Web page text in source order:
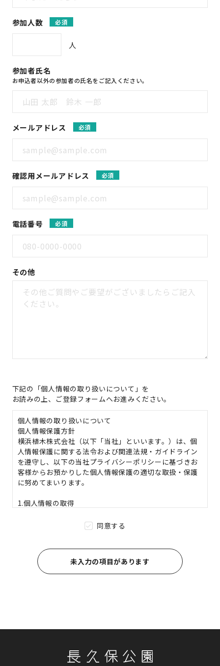
参加人数 必須
人
参加者氏名
お申込者以外の参加者の氏名をご記入ください。
メールアドレス 必須
確認用メールアドレス 必須
電話番号 必須
その他
下記の「個人情報の取り扱いについて」を
お読みの上、ご登録フォームへお進みください。
個人情報の取り扱いについて
個人情報保護方針
横浜植木株式会社（以下「当社」といいます。）は、個
人情報保護に関する法令および関連法規・ガイドライン
を遵守し、以下の当社プライバシーポリシーに基づきお
客様からお預かりした個人情報保護の適切な取扱・保護
に努めてまいります。
1.個人情報の取得
れ以外の情報は収集しません。
個人情報を不正な手段で収集しません。
3.個人情報の第三者提供
らかじめ第三者への提供に対する同意を得ない第三者へ
の提供は行いません。
同意する
未入力の項目があります